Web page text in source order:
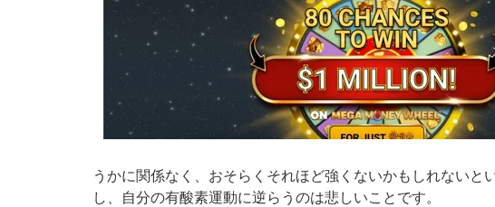
うかに関係なく、おそらくそれほど強くないかもしれない
し、自分の有酸素運動に逆らうのは悲しいことです。